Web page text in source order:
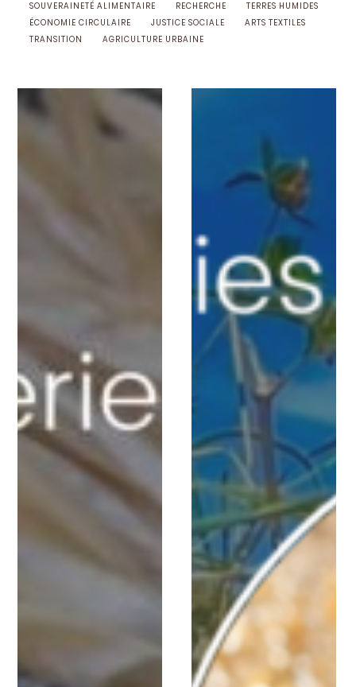
SOUVERAINETÉ ALIMENTAIRE
RECHERCHE
TERRES HUMIDES
ÉCONOMIE CIRCULAIRE
JUSTICE SOCIALE
ARTS TEXTILES
TRANSITION
AGRICULTURE URBAINE